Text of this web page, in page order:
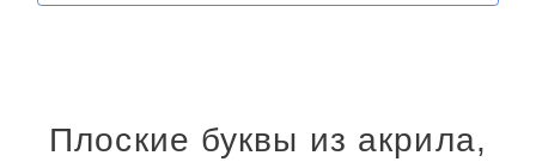
Плоские буквы из акрила,